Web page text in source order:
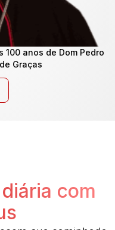
anos de Dom Pedro
Graças
com